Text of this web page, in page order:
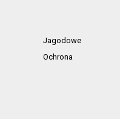
Jagodowe
Ochrona